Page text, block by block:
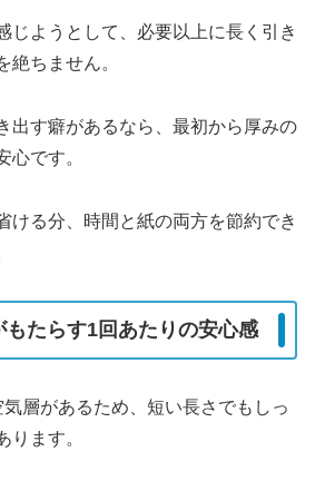
じようとして、必要以上に長く引き
絶ちません。
出す癖があるなら、最初から厚みの
心です。
ける分、時間と紙の両方を節約でき
もたらす1回あたりの安心感
層があるため、短い長さでもしっ
ります。